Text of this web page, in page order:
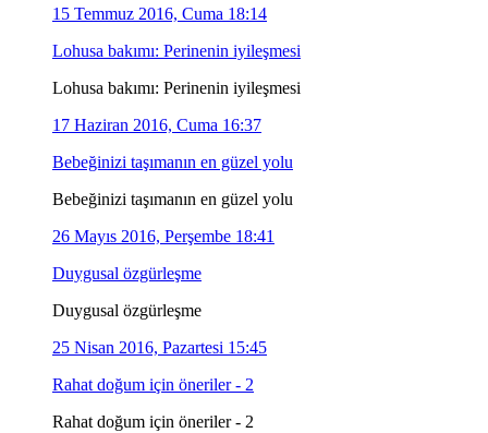
15 Temmuz 2016, Cuma 18:14
Lohusa bakımı: Perinenin iyileşmesi
Lohusa bakımı: Perinenin iyileşmesi
17 Haziran 2016, Cuma 16:37
Bebeğinizi taşımanın en güzel yolu
Bebeğinizi taşımanın en güzel yolu
26 Mayıs 2016, Perşembe 18:41
Duygusal özgürleşme
Duygusal özgürleşme
25 Nisan 2016, Pazartesi 15:45
Rahat doğum için öneriler - 2
Rahat doğum için öneriler - 2